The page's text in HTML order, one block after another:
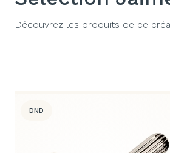
Découvrez les produits de ce
DND